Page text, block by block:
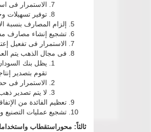
الاستمرار فى
توفير تسهيلات
إلزام المصارف بنسبة
تشجيع إنشاء مصارف
الاستمرار فى تفعيل
فى مجال الذهب يتم
يظل بنك
تقوم بتصدير
الاستمرار فى
لا يتم تصدير
تعظيم الفائدة من
تشجيع عمليات التصنيع
ثالثاً: محوراستقطاب